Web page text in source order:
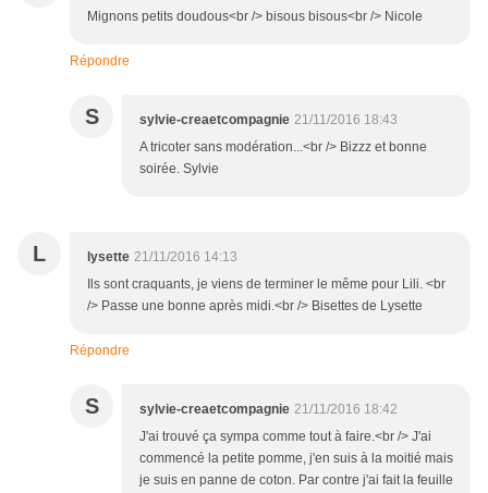
Mignons petits doudous<br /> bisous bisous<br /> Nicole
Répondre
S sylvie-creaetcompagnie 21/11/2016 18:43
A tricoter sans modération...<br /> Bizzz et bonne
soirée. Sylvie
L lysette 21/11/2016 14:13
Ils sont craquants, je viens de terminer le même pour Lili. <br
/> Passe une bonne après midi.<br /> Bisettes de Lysette
Répondre
S sylvie-creaetcompagnie 21/11/2016 18:42
J'ai trouvé ça sympa comme tout à faire.<br /> J'ai
commencé la petite pomme, j'en suis à la moitié mais
je suis en panne de coton. Par contre j'ai fait la feuille